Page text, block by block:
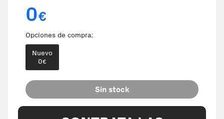
0€
Opciones de compra:
Nuevo
0€
Sin stock